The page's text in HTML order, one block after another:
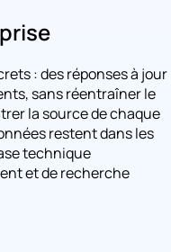
: des réponses à jour
sans réentraîner le
la source de chaque
restent dans les
technique
et de recherche